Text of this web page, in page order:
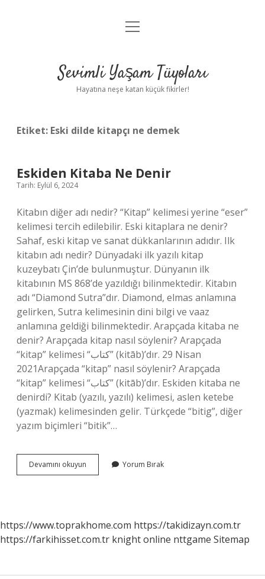
Anasayfa
Yasal Uyarı
menüyü
Sevimli Yaşam Tüyoları
Hayatına neşe katan küçük fikirler!
Etiket: Eski dilde kitapçı ne demek
Eskiden Kitaba Ne Denir
Tarih: Eylül 6, 2024
Kitabın diğer adı nedir? “Kitap” kelimesi yerine “eser”
kelimesi tercih edilebilir. Eski kitaplara ne denir?
Sahaf, eski kitap ve sanat dükkanlarının adıdır. Ilk
kitabın adı nedir? Dünyadaki ilk yazılı kitap
kuzeybatı Çin’de bulunmuştur. Dünyanın ilk
kitabının MS 868’de yazıldığı bilinmektedir. Kitabın
adı “Diamond Sutra”dır. Diamond, elmas anlamına
gelirken, Sutra kelimesinin dini bilgi ve vaaz
anlamına geldiği bilinmektedir. Arapçada kitaba ne
denir? Arapçada kitap nasıl söylenir? Arapçada
“kitap” kelimesi “كتاب” (kitāb)’dır. 29 Nisan
2021Arapçada “kitap” nasıl söylenir? Arapçada
“kitap” kelimesi “كتاب” (kitāb)’dır. Eskiden kitaba ne
denirdi? Kitab (yazılı, yazılı) kelimesi, aslen ketebe
(yazmak) kelimesinden gelir. Türkçede “bitig”, diğer
yazım biçimleri “bitik”…
Devamını okuyun
Kitaba
Yorum Bırak
https://www.toprakhome.com https://takidizayn.com.tr
https://farkihisset.com.tr knight online nttgame Sitemap